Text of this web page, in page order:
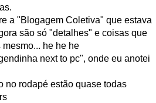
a "Blogagem Coletiva" que estava
são só "detalhes" e coisas que
he he he
next to pc", onde eu anotei
no rodapé estão quase todas